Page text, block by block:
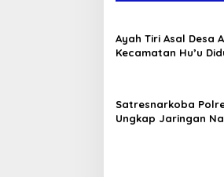
Ayah Tiri Asal Desa
Kecamatan Hu’u
Satresnarkoba
Ungkap Jaringan